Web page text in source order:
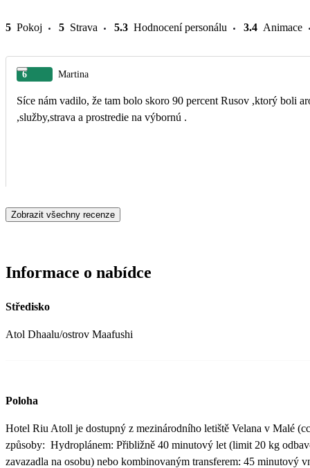
5 Pokoj 5 Strava 5.3 Hodnocení personálu 3.4 Animace
6 Martina
Síce nám vadilo, že tam bolo skoro 90 percent Rusov ,ktorý boli
,služby,strava a prostredie na výbornú .
Zobrazit všechny recenze
Informace o nabídce
Středisko
Atol Dhaalu/ostrov Maafushi
Poloha
Hotel Riu Atoll je dostupný z mezinárodního letiště Velana v Malé
způsoby: Hydroplánem: Přibližně 40 minutový let (limit 20 kg
zavazadla na osobu) nebo kombinovaným transferem: 45 minutový